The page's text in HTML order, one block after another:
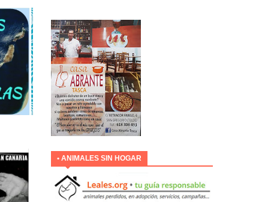
• ANIMALES SIN HOGAR